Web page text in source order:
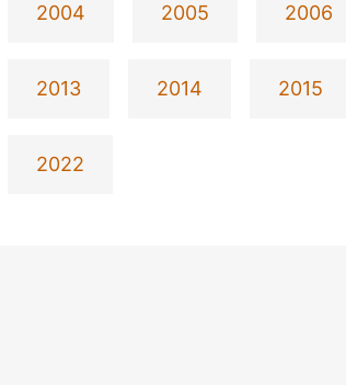
2004 2005 2006
2013 2014 2015
2022